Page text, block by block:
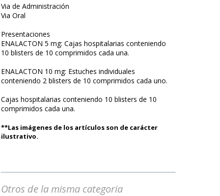
Via de Administración
Via Oral
Presentaciones
ENALACTON 5 mg: Cajas hospitalarias conteniendo
10 blisters de 10 comprimidos cada una.
ENALACTON 10 mg: Estuches individuales
conteniendo 2 blisters de 10 comprimidos cada uno.
Cajas hospitalarias conteniendo 10 blisters de 10
comprimidos cada una.
**Las imágenes de los artículos son de carácter
ilustrativo.
Otros de la misma categoria